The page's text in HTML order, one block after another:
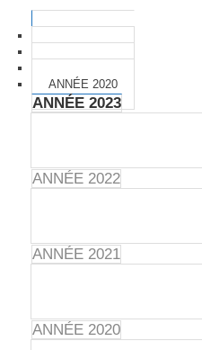
ANNÉE 2020
ANNÉE 2023
ANNÉE 2022
ANNÉE 2021
ANNÉE 2020